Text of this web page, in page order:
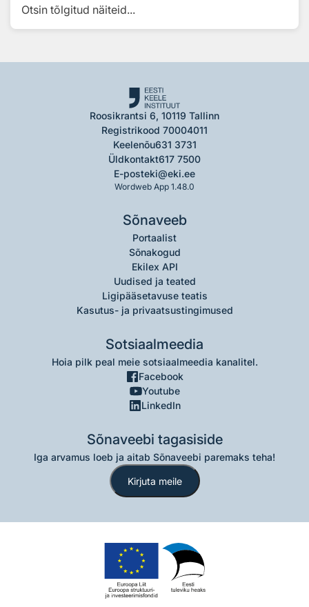
Otsin tõlgitud näiteid...
Roosikrantsi 6, 10119 Tallinn
Registrikood 70004011
Keelenõu631 3731
Üldkontakt617 7500
E-posteki@eki.ee
Wordweb App 1.48.0
Sõnaveeb
Portaalist
Sõnakogud
Ekilex API
Uudised ja teated
Ligipääsetavuse teatis
Kasutus- ja privaatsustingimused
Sotsiaalmeedia
Hoia pilk peal meie sotsiaalmeedia kanalitel.
Facebook
Youtube
LinkedIn
Sõnaveebi tagasiside
Iga arvamus loeb ja aitab Sõnaveebi paremaks teha!
Kirjuta meile